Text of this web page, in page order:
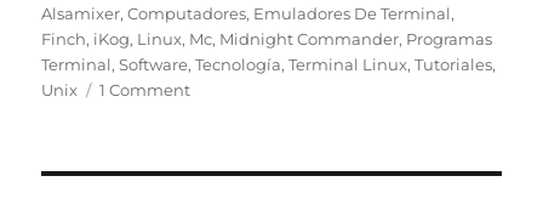
on
Alsamixer,Computadores, Emuladores De Terminal,
Finch, iKog, Linux, Mc, Midnight Commander, Programas
Terminal,Software,Tecnología,Terminal Linux,Tutoriales,
Unix
1 Commenton